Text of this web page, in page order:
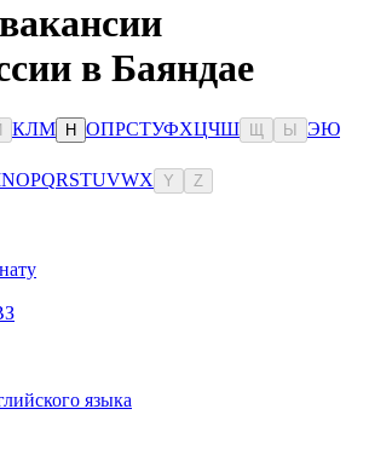
в Баяндае
КЛМ Н ОПРСТУФХЦЧШ Ы ЭЮ
NOPQRSTUVWX Y Z
языка